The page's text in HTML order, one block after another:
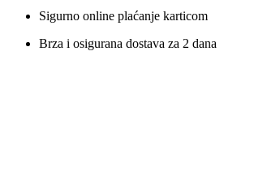
Sigurno online plaćanje karticom
Brza i osigurana dostava za 2 dana